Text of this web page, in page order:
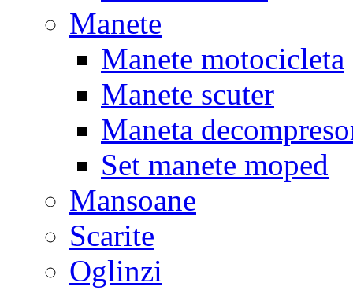
Manete
Manete motocicleta
Manete scuter
Maneta
Set manete moped
Mansoane
Scarite
Oglinzi